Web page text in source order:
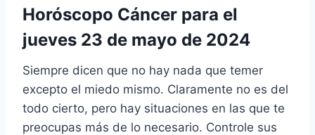
Horóscopo Cáncer para el
jueves 23 de mayo de 2024
Siempre dicen que no hay nada que temer
excepto el miedo mismo. Claramente no es del
todo cierto, pero hay situaciones en las que te
preocupas más de lo necesario. Controle sus